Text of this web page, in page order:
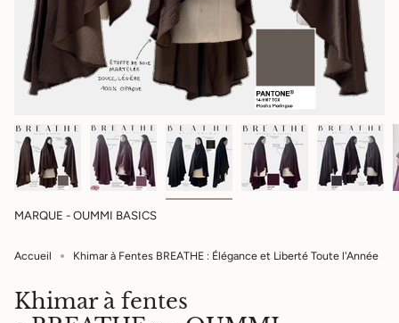
MARQUE - OUMMI BASICS
Accueil Khimar à Fentes BREATHE : Élégance et Liberté Toute l'Année
Khimar à fentes